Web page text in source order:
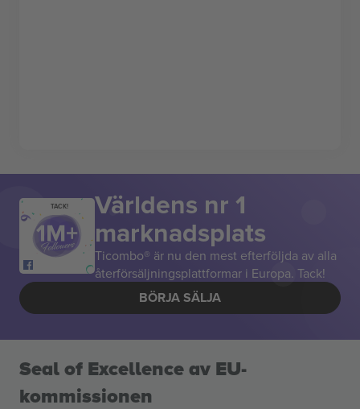
TACK! Världens nr 1
marknadsplats
Ticombo® är nu den mest efterföljda av alla
återförsäljningsplattformar i Europa. Tack!
BÖRJA SÄLJA
Seal of Excellence av EU-
kommissionen